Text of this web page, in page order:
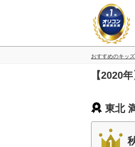
おすすめのキッ
【2020
東北